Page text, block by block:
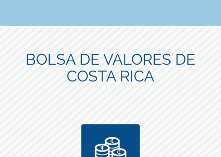
BOLSA DE VALORES DE
COSTA RICA